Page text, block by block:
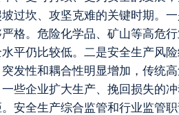
过坎、攻坚克难的关键时期。
格。危险化学品、矿山等高危
平仍比较低。二是安全生产风
发性和耦合性明显增加，传统
些企业扩大生产、挽回损失的
安全生产综合监管和行业监管